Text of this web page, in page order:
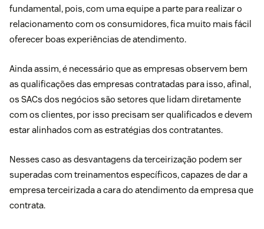
fundamental, pois, com uma equipe a parte para realizar o
relacionamento com os consumidores, fica muito mais fácil
oferecer boas experiências de atendimento.
Ainda assim, é necessário que as empresas observem bem
as qualificações das empresas contratadas para isso, afinal,
os SACs dos negócios são setores que lidam diretamente
com os clientes, por isso precisam ser qualificados e devem
estar alinhados com as estratégias dos contratantes.
Nesses caso as desvantagens da terceirização podem ser
superadas com treinamentos específicos, capazes de dar a
empresa terceirizada a cara do atendimento da empresa que
contrata.